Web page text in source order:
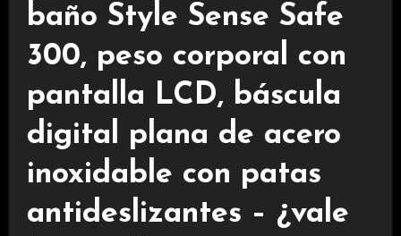
baño Style Sense Safe
300, peso corporal con
pantalla LCD, báscula
digital plana de acero
inoxidable con patas
antideslizantes – ¿vale